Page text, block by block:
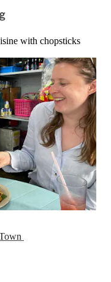
with chopsticks